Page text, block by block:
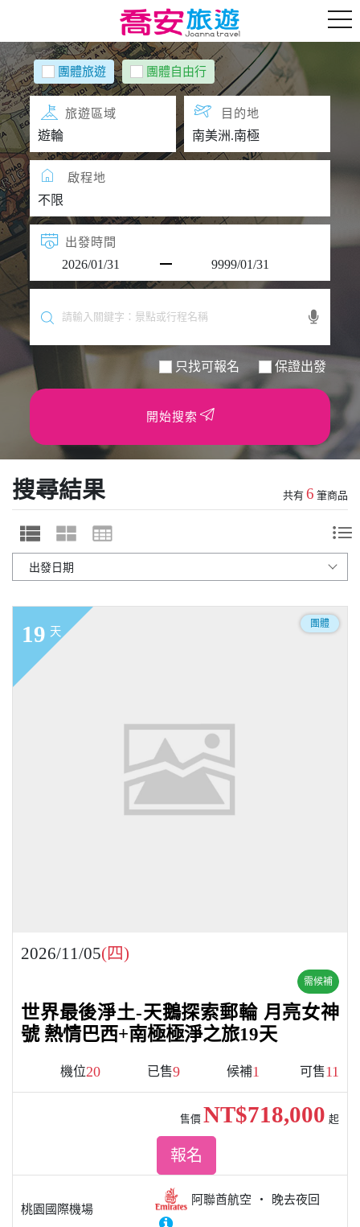
團體旅遊 團體自由行
旅遊區域 目的地
啟程地
出發時間
只找可報名 保證出發
開始搜索
搜尋結果 共有 6 筆商品
19 天
團體
2026/11/05(四)
需候補
世界最後淨土-天鵝探索郵輪 月亮女神
號 熱情巴西+南極極淨之旅19天
機位20 已售9 候補1 可售11
桃園國際機場
阿聯酋航空 晚去夜回
售價 NT$718,000 起
報名